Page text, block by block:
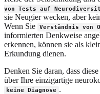
von Tests auf
sie Neugier wecken, aber
Wenn Sie
Verständnis von
informierten Denkweise
erkennen, können sie als
Erkundung dienen.
Denken Sie daran, dass
über Ihre einzigartige
keine Diagnose .